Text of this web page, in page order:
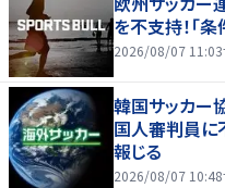
を不支持！「
2026/08/07 11:03
韓国サッカー
国人審判員
報じる
2026/08/07 10:48